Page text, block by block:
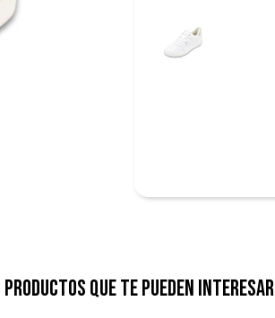
Productos que te pueden interesar